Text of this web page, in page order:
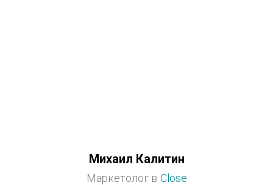
Михаил Калитин
Маркетолог в Close